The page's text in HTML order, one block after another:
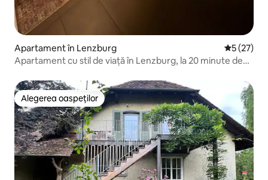
Apartament în Lenzburg Scor
5 (27)
Apartament cu stil de viață în Lenzburg, la 20 minute de
Alegerea oaspeților
Alegerea oaspeților